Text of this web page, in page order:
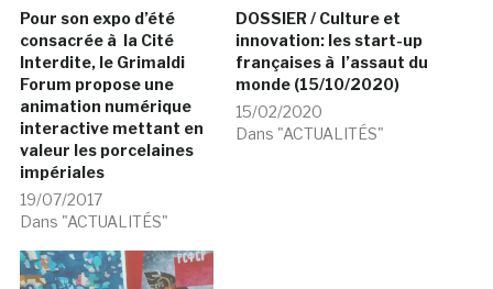
Pour son expo d’été
consacrée à la Cité
Interdite, le Grimaldi
Forum propose une
animation numérique
interactive mettant en
valeur les porcelaines
impériales
19/07/2017
Dans "ACTUALITÉS"
DOSSIER / Culture et
innovation: les start-up
françaises à l’assaut du
monde (15/10/2020)
15/02/2020
Dans "ACTUALITÉS"